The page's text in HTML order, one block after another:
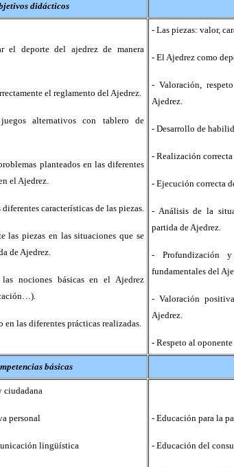
didácticos
el deporte del ajedrez de manera
el reglamento del Ajedrez.
alternativos con tablero de
planteados en las diferentes
el Ajedrez.
características de las piezas.
las piezas en las situaciones que se
de Ajedrez.
nociones básicas en el Ajedrez
en las diferentes prácticas realizadas.
- Las piezas: valor,
- El Ajedrez como
- Valoración,
Ajedrez.
- Desarrollo de
- Realización
- Ejecución correcta
- Análisis de la
partida de Ajedrez.
- Profundización
fundamentales del
- Valoración
Ajedrez.
- Respeto al
básicas
ciudadana
personal
lingüística
- Educación para la
- Educación del